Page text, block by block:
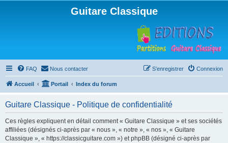
Guitare Classique
FAQ Nous contacter Connexion
S’enregistrer
Accueil Portail Index du forum
Guitare Classique - Politique de confidentialité
Ces règles expliquent en détail comment « Guitare Classique » et ses sociétés
affiliées (désignés ci-après par « nous », « notre », « nos », « Guitare
Classique », « https://classicguitare.com ») et phpBB (désigné ci-après par